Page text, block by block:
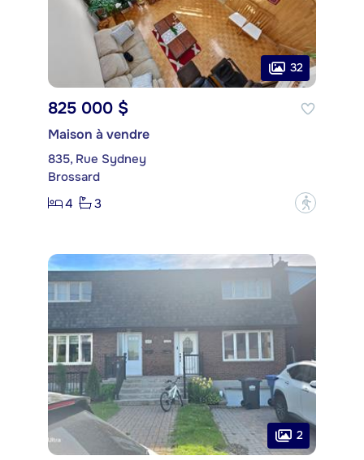
32
825 000 $
Maison à vendre
835, Rue Sydney
Brossard
4
3 ?
2